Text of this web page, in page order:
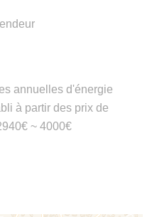
annuelles d'énergie
à partir des prix de
~ 4000€